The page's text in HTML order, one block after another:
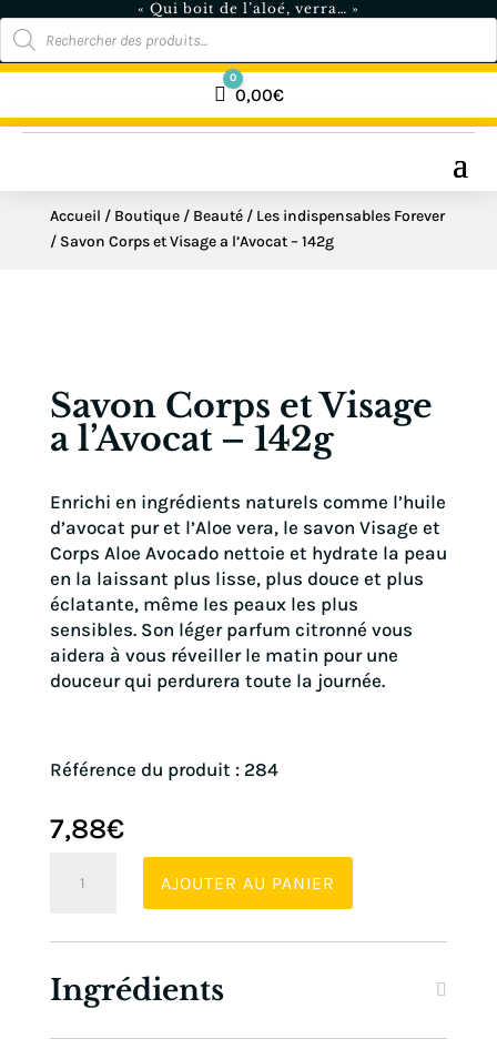
« Qui boit de l’aloé, verra… »
Recherche
de
produits
Panier
0
0,00€
Accueil / Boutique/ Beauté/ Les indispensables Forever
/ Savon Corps et Visage a l’Avocat – 142g
Savon Corps et Visage
a l’Avocat – 142g
Enrichi en ingrédients naturels comme l’huile
d’avocat pur et l’Aloe vera, le savon Visage et
Corps Aloe Avocado nettoie et hydrate la peau
en la laissant plus lisse, plus douce et plus
éclatante, même les peaux les plus
sensibles. Son léger parfum citronné vous
aidera à vous réveiller le matin pour une
douceur qui perdurera toute la journée.
Référence du produit : 284
7,88€
Corps
Visage
l’Avocat
AJOUTER AU PANIER
Ingrédients